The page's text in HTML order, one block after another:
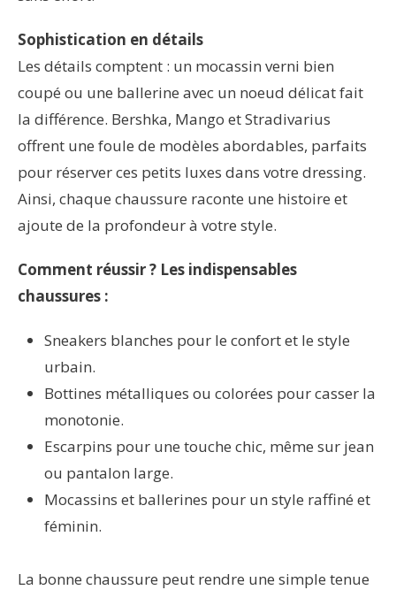
Sophistication en détails
Les détails comptent : un mocassin verni bien
coupé ou une ballerine avec un noeud délicat fait
la différence. Bershka, Mango et Stradivarius
offrent une foule de modèles abordables, parfaits
pour réserver ces petits luxes dans votre dressing.
Ainsi, chaque chaussure raconte une histoire et
ajoute de la profondeur à votre style.
Comment réussir ? Les indispensables
chaussures :
Sneakers blanches pour le confort et le style
urbain.
Bottines métalliques ou colorées pour casser la
monotonie.
Escarpins pour une touche chic, même sur jean
ou pantalon large.
Mocassins et ballerines pour un style raffiné et
féminin.
La bonne chaussure peut rendre une simple tenue